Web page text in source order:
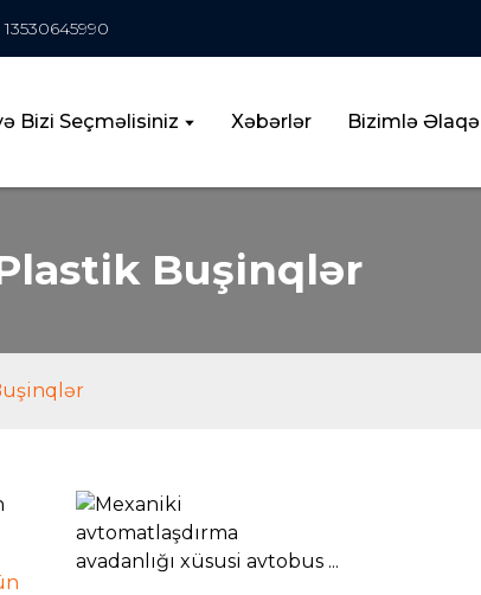
Bizi Seçməlisiniz Xəbərlər Bizimlə Əlaqə
Buşinqlər